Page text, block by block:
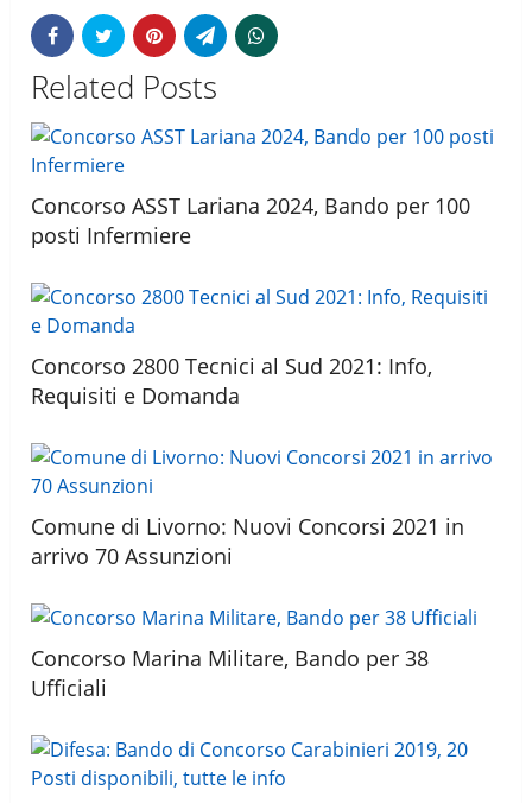
Related Posts
Concorso ASST Lariana 2024, Bando per 100
posti Infermiere
Concorso 2800 Tecnici al Sud 2021: Info,
Requisiti e Domanda
Comune di Livorno: Nuovi Concorsi 2021 in
arrivo 70 Assunzioni
Concorso Marina Militare, Bando per 38
Ufficiali